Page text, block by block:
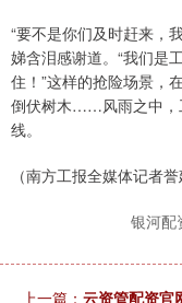
“要不是你们及时赶来，
娣含泪感谢道。“我们是
住！”这样的抢险场景，
倒伏树木……风雨之中，
线。
（南方工报全媒体记者
银河配
上一篇： 云资管配资官